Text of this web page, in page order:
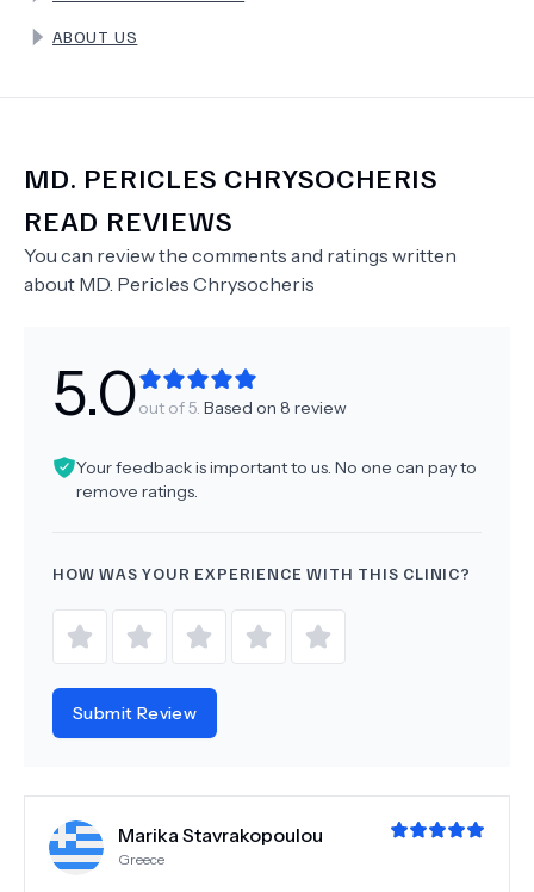
ABOUT US
MD. PERICLES CHRYSOCHERIS
READ REVIEWS
You can review the comments and ratings written
about MD. Pericles Chrysocheris
5.0out of 5. Based on 8 review
Your feedback is important to us. No one can pay to
remove ratings.
HOW WAS YOUR EXPERIENCE WITH THIS CLINIC?
Submit Review
Marika Stavrakopoulou
Greece